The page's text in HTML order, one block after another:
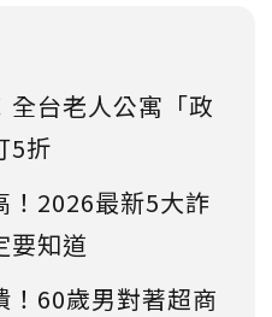
全台老人公寓「政
5折
！2026最新5大詐
要知道
！60歲男對著超商